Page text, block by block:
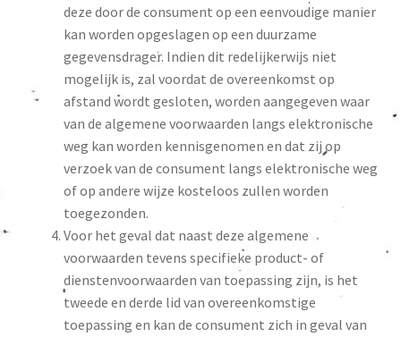
deze door de consument op een eenvoudige manier
kan worden opgeslagen op een duurzame
gegevensdrager. Indien dit redelijkerwijs niet
mogelijk is, zal voordat de overeenkomst op
afstand wordt gesloten, worden aangegeven waar
van de algemene voorwaarden langs elektronische
weg kan worden kennisgenomen en dat zij op
verzoek van de consument langs elektronische weg
of op andere wijze kosteloos zullen worden
toegezonden.
Voor het geval dat naast deze algemene
voorwaarden tevens specifieke product- of
dienstenvoorwaarden van toepassing zijn, is het
tweede en derde lid van overeenkomstige
toepassing en kan de consument zich in geval van